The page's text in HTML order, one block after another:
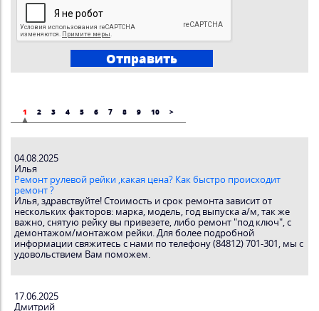
1 2 3 4 5 6 7 8 9 10 >
04.08.2025
Илья
Ремонт рулевой рейки ,какая цена? Как быстро происходит
ремонт ?
Илья, здравствуйте! Стоимость и срок ремонта зависит от
нескольких факторов: марка, модель, год выпуска а/м, так же
важно, снятую рейку вы привезете, либо ремонт "под ключ", с
демонтажом/монтажом рейки. Для более подробной
информации свяжитесь с нами по телефону (84812) 701-301, мы с
удовольствием Вам поможем.
17.06.2025
Дмитрий